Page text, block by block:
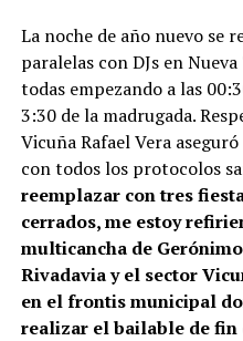
La noche de año nuevo se
paralelas con DJs en
todas empezando a las
3:30 de la madrugada.
Vicuña Rafael Vera
con todos los protocolos
reemplazar con tres
cerrados, me estoy
multicancha de
Rivadavia y el sector
en el frontis municipal
realizar el bailable de fin